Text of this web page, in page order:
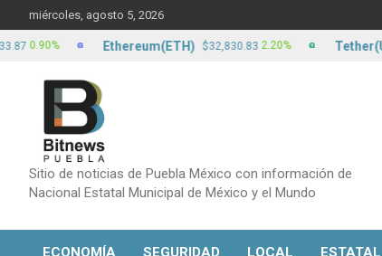
to
content
miércoles, agosto 5, 2026
Sitio de noticias de Puebla México con información de
Nacional Estatal Municipal de México y el Mundo
Ethereum(ETH) $32,830.83 2.20% Tether(USDT)